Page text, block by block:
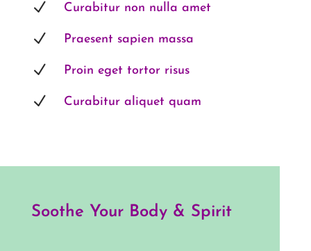
N Curabitur non nulla amet
N Praesent sapien massa
N Proin eget tortor risus
N Curabitur aliquet quam
Soothe Your Body & Spirit